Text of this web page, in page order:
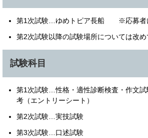
第1次試験…ゆめトピア長船 ※応募者
第2次試験以降の試験場所については改
試験科目
第1次試験…性格・適性診断検査・作文試
考（エントリーシート）
第2次試験…実技試験
第3次試験…口述試験